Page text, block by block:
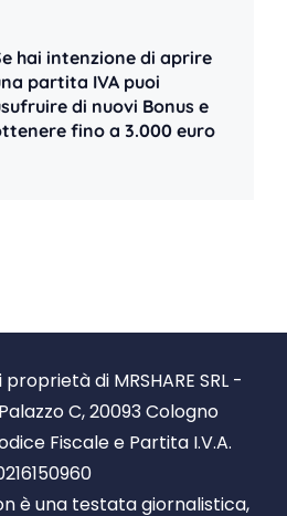
hai intenzione di aprire
partita IVA puoi
di nuovi Bonus e
fino a 3.000 euro
di MRSHARE SRL -
C, 20093 Cologno
Fiscale e Partita I.V.A.
è una testata giornalistica,